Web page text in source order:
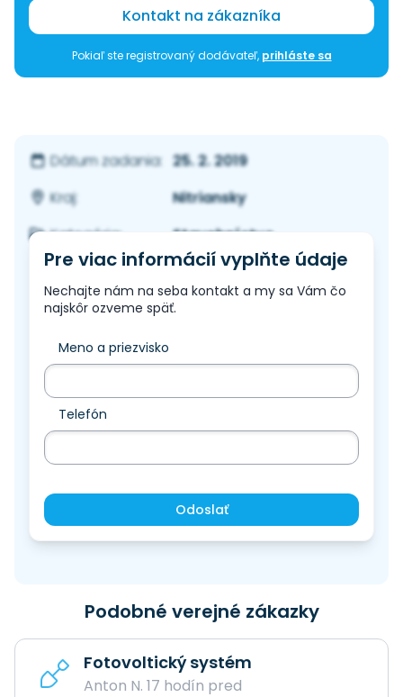
Kontakt na zákazníka
Pokiaľ ste registrovaný dodávateľ, prihláste sa
Dátum zadania: 25. 2. 2019
Kraj:
Nitriansky
Kategória:
Stavebníctvo
Pre viac informácií vyplňte údaje
Nechajte nám na seba kontakt a my sa Vám čo
najskôr ozveme späť.
Meno a priezvisko
Telefón
Odoslať
Podobné verejné zákazky
Fotovoltický systém
Anton N. 17 hodín pred